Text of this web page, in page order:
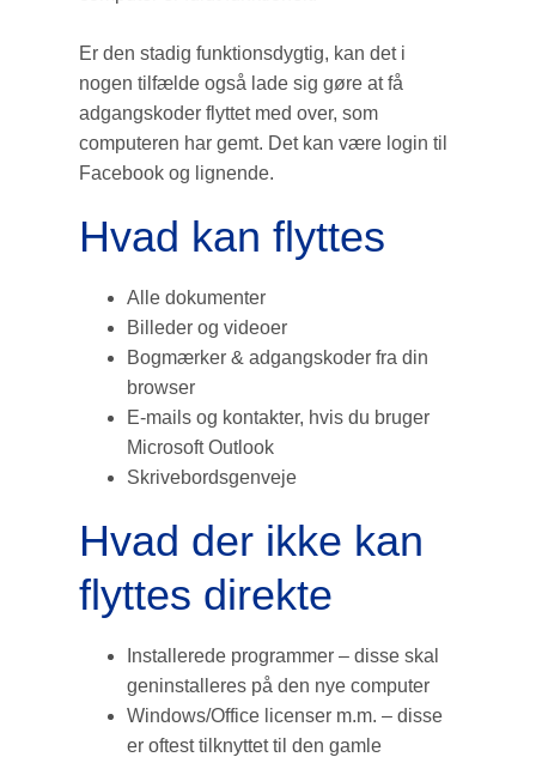
Er den stadig funktionsdygtig, kan det i
nogen tilfælde også lade sig gøre at få
adgangskoder flyttet med over, som
computeren har gemt. Det kan være login til
Facebook og lignende.
Hvad kan flyttes
Alle dokumenter
Billeder og videoer
Bogmærker & adgangskoder fra din
browser
E-mails og kontakter, hvis du bruger
Microsoft Outlook
Skrivebordsgenveje
Hvad der ikke kan
flyttes direkte
Installerede programmer – disse skal
geninstalleres på den nye computer
Windows/Office licenser m.m. – disse
er oftest tilknyttet til den gamle